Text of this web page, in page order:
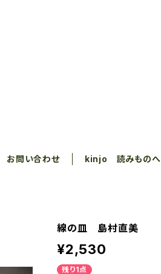
お問い合わせ kinjo 読みものへ
線の皿 島村直美
¥2,530
残り1点